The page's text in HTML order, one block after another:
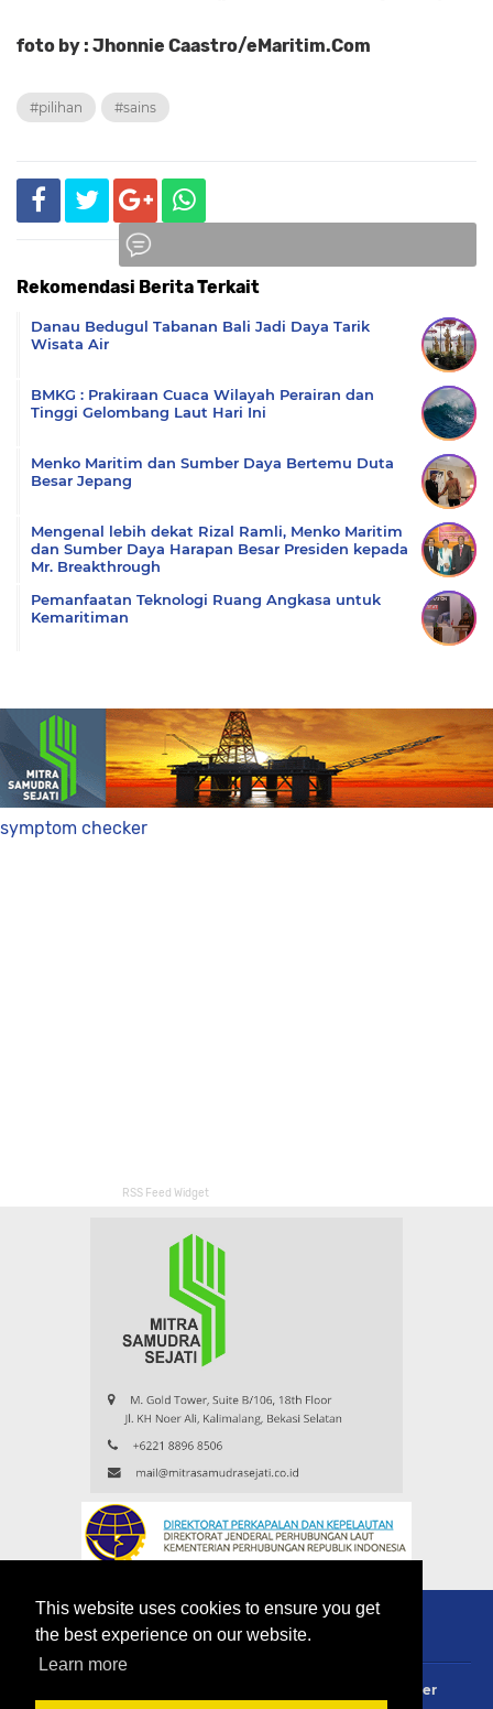
This website uses cookies to ensure you get
the best experience on our website.
Learn more
foto by : Jhonnie Caastro/eMaritim.Com
#pilihan #sains
Rekomendasi Berita Terkait
Danau Bedugul Tabanan Bali Jadi Daya Tarik
Wisata Air
BMKG : Prakiraan Cuaca Wilayah Perairan dan
Tinggi Gelombang Laut Hari Ini
Menko Maritim dan Sumber Daya Bertemu Duta
Besar Jepang
Mengenal lebih dekat Rizal Ramli, Menko Maritim
dan Sumber Daya Harapan Besar Presiden kepada
Mr. Breakthrough
Pemanfaatan Teknologi Ruang Angkasa untuk
Kemaritiman
symptom checker
RSS Feed Widget
Disclaimer